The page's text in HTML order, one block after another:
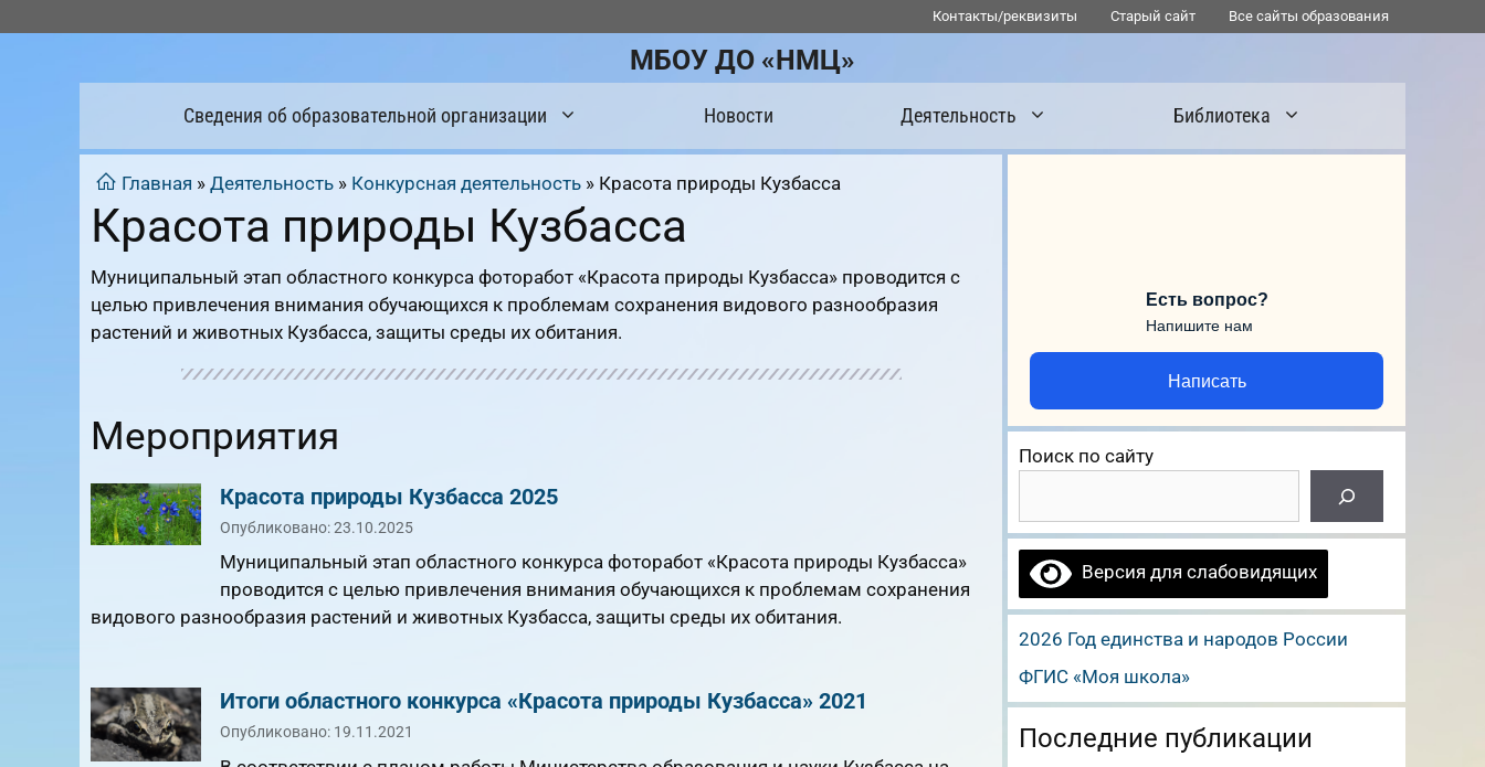
к
Контакты/реквизиты Старый сайт Все сайты образования
МБОУ ДО «НМЦ»
Сведения об образовательной организации Новости Деятельность Библиотека
Главная »Деятельность » Конкурсная деятельность » Красота природы Кузбасса
Красота природы Кузбасса
Муниципальный этап областного конкурса фоторабот «Красота природы Кузбасса» проводится с
целью привлечения внимания обучающихся к проблемам сохранения видового разнообразия
растений и животных Кузбасса, защиты среды их обитания.
Мероприятия
Красота природы Кузбасса 2025
Опубликовано: 23.10.2025
Муниципальный этап областного конкурса фоторабот «Красота природы Кузбасса»
проводится с целью привлечения внимания обучающихся к проблемам сохранения
видового разнообразия растений и животных Кузбасса, защиты среды их обитания.
Итоги областного конкурса «Красота природы Кузбасса» 2021
Опубликовано: 19.11.2021
Есть вопрос?
Напишите нам
Написать
Поиск по сайту
Версия для слабовидящих
2026 Год единства и народов России
ФГИС «Моя школа»
Последние публикации